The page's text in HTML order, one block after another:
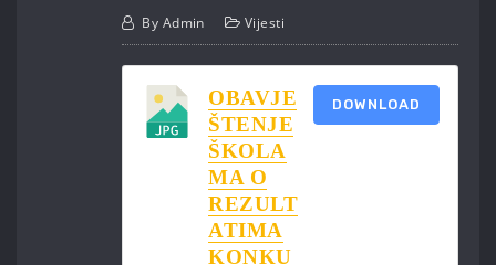
By Admin Vijesti
OBAVJE
ŠTENJE
ŠKOLA
MA O
REZULT
ATIMA
KONKU
DOWNLOAD